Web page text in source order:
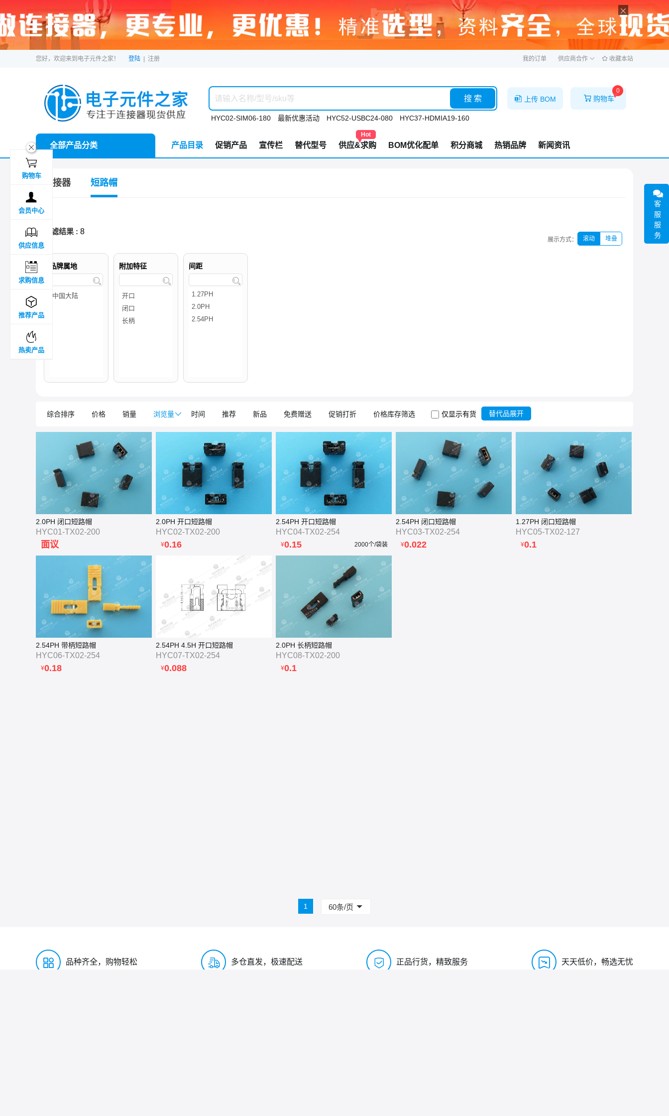
ဆ
您好，欢迎来到电子元件之家！ 登陆 注册 我的订单 供应商合作 收藏本站
HYC02-SIM06-180 最新优惠活动 HYC52-USBC24-080 HYC37-HDMIA19-160
搜 索 上传 BOM
0
购物车
全部产品分类 产品目录 促销产品 宣传栏 替代型号
Hot
供应&求购 BOM优化配单 积分商城 热销品牌 新闻资讯
连接器 短路帽
过滤结果 : 8
展示方式： 滚动 堆叠
品牌属地

附加特征

间距

综合排序 价格 销量 浏览量 时间 推荐 新品 免费赠送 促销打折 价格库存筛选 仅显示有货 替代品展开
条 列表
图片

2.0PH 闭口短路帽
HYC01-TX02-200
面议
2.0PH 开口短路帽
HYC02-TX02-200
¥0.16
2.54PH 开口短路帽
HYC04-TX02-254
¥0.15 2000个/袋装
2.54PH 闭口短路帽
HYC03-TX02-254
¥0.022
1.27PH 闭口短路帽
HYC05-TX02-127
¥0.1
2.54PH 带柄短路帽
HYC06-TX02-254
¥0.18
2.54PH 4.5H 开口短路帽
HYC07-TX02-254
¥0.088
2.0PH 长柄短路帽
HYC08-TX02-200
¥0.1
1 60条/页 
ဆ

购物车

会员中心

供应信息

求购信息

推荐产品

热卖产品
客
服
服
务
品种齐全，购物轻松 多仓直发，极速配送 正品行货，精致服务 天天低价，畅选无忧